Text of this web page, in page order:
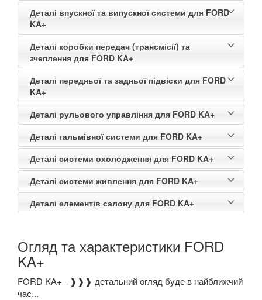
Деталі впускної та випускної системи для FORD
KA+
Деталі коробки передач (трансмісії) та
зчеплення для FORD KA+
Деталі передньої та задньої підвіски для FORD
KA+
Деталі рульового управління для FORD KA+
Деталі гальмівної системи для FORD KA+
Деталі системи охолодження для FORD KA+
Деталі системи живлення для FORD KA+
Деталі елементів салону для FORD KA+
Огляд та характеристики FORD
KA+
FORD KA+ - ❱❱❱ детальний огляд буде в найближчий
час...